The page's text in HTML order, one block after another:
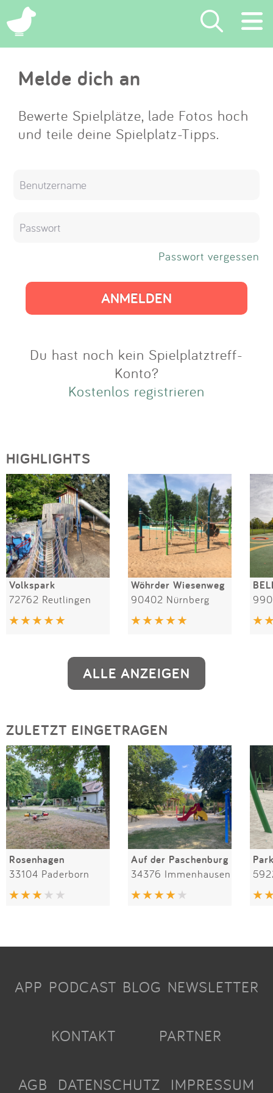
×
Suchen
Eintragen
App
Melde dich an
Bewerte Spielplätze, lade Fotos hoch
und teile deine Spielplatz-Tipps.
Passwort vergessen
Du hast noch kein Spielplatztreff-
Konto?
Kostenlos registrieren
HIGHLIGHTS
Volkspark
72762 Reutlingen
Wöhrder Wiesenweg
90402 Nürnberg
ALLE ANZEIGEN
ZULETZT EINGETRAGEN
Rosenhagen
33104 Paderborn
Auf der Paschenburg
34376 Immenhausen
APP PODCAST BLOG NEWSLETTER
KONTAKT PARTNER
AGB DATENSCHUTZ IMPRESSUM